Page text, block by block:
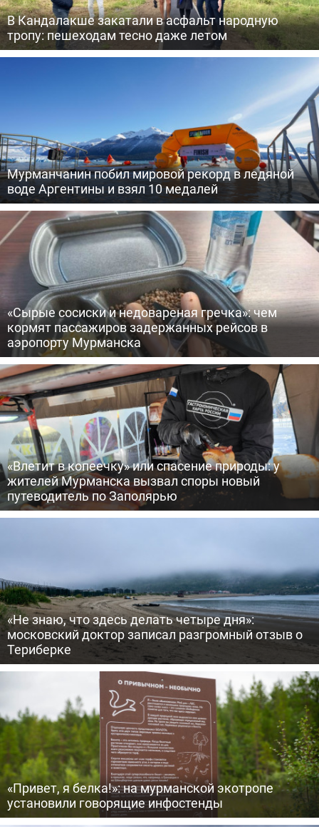
В Кандалакше закатали в асфальт народную
тропу: пешеходам тесно даже летом
Мурманчанин побил мировой рекорд в ледяной
воде Аргентины и взял 10 медалей
«Сырые сосиски и недовареная гречка»: чем
кормят пассажиров задержанных рейсов в
аэропорту Мурманска
«Влетит в копеечку» или спасение природы: у
жителей Мурманска вызвал споры новый
путеводитель по Заполярью
«Не знаю, что здесь делать четыре дня»:
московский доктор записал разгромный отзыв о
Териберке
«Привет, я белка!»: на мурманской экотропе
установили говорящие инфостенды